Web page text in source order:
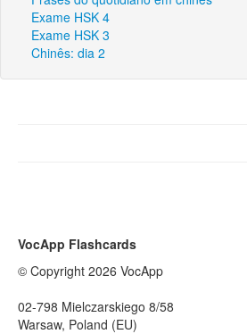
Exame HSK 4
Exame HSK 3
Chinês: dia 2
VocApp Flashcards
© Copyright 2026 VocApp
02-798 Mielczarskiego 8/58
Warsaw, Poland (EU)